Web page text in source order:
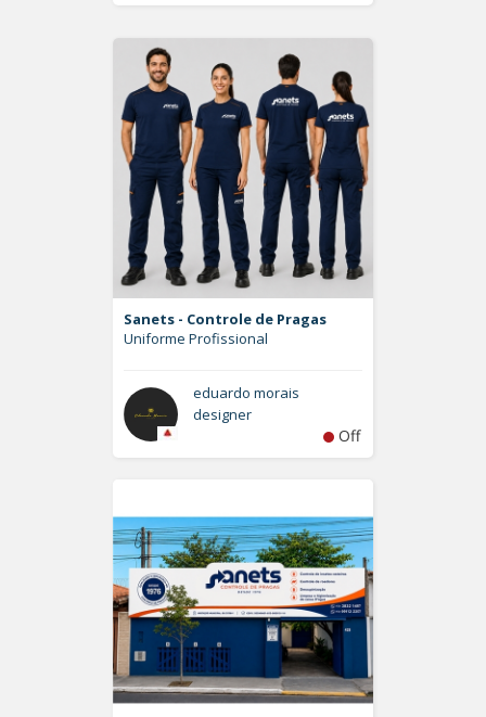
Sanets - Controle de Pragas
Uniforme Profissional
eduardo morais
designer
Off